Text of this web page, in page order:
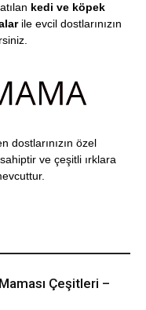
kedi ve köpek
ile evcil dostlarınızın
dostlarınızın özel
ve çeşitli ırklara
Çeşitleri –